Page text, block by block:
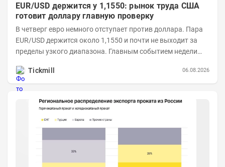
EUR/USD держится у 1,1550: рынок труда США
готовит доллару главную проверку
В четверг евро немного отступает против доллара. Пара
EUR/USD держится около 1,1550 и почти не выходит за
пределы узкого диапазона. Главным событием недели
Tickmill
06.08.2026